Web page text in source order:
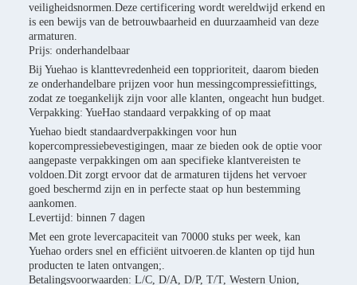
veiligheidsnormen.Deze certificering wordt wereldwijd erkend en
is een bewijs van de betrouwbaarheid en duurzaamheid van deze
armaturen.
Prijs: onderhandelbaar
Bij Yuehao is klanttevredenheid een topprioriteit, daarom bieden
ze onderhandelbare prijzen voor hun messingcompressiefittings,
zodat ze toegankelijk zijn voor alle klanten, ongeacht hun budget.
Verpakking: YueHao standaard verpakking of op maat
Yuehao biedt standaardverpakkingen voor hun
kopercompressiebevestigingen, maar ze bieden ook de optie voor
aangepaste verpakkingen om aan specifieke klantvereisten te
voldoen.Dit zorgt ervoor dat de armaturen tijdens het vervoer
goed beschermd zijn en in perfecte staat op hun bestemming
aankomen.
Levertijd: binnen 7 dagen
Met een grote levercapaciteit van 70000 stuks per week, kan
Yuehao orders snel en efficiënt uitvoeren.de klanten op tijd hun
producten te laten ontvangen;.
Betalingsvoorwaarden: L/C, D/A, D/P, T/T, Western Union,